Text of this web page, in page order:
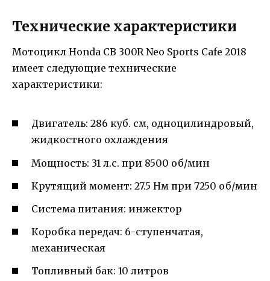
Технические характеристики
Мотоцикл Honda CB 300R Neo Sports Cafe 2018
имеет следующие технические
характеристики:
Двигатель: 286 куб. см, одноцилиндровый,
жидкостного охлаждения
Мощность: 31 л.с. при 8500 об/мин
Крутящий момент: 27.5 Нм при 7250 об/мин
Система питания: инжектор
Коробка передач: 6-ступенчатая,
механическая
Топливный бак: 10 литров